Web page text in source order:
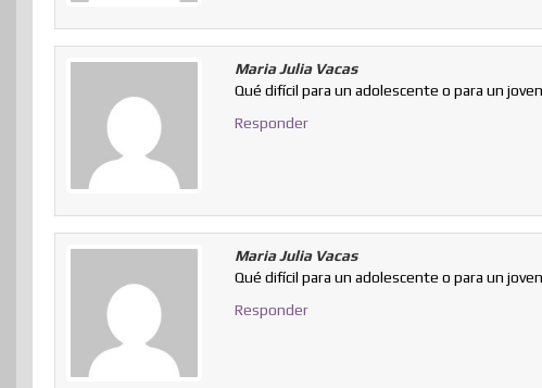
Maria Julia Vacas
Qué difícil para un adolescente o para un
Responder
Maria Julia Vacas
Qué difícil para un adolescente o para un
Responder